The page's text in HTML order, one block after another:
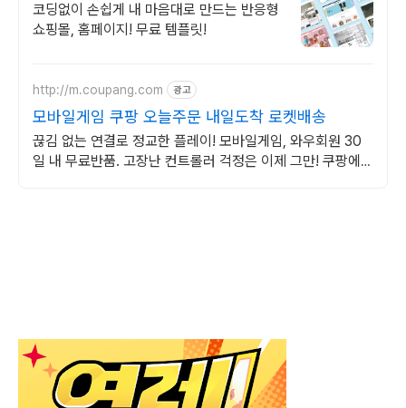
코딩없이 손쉽게 내 마음대로 만드는 반응형
쇼핑몰, 홈페이지! 무료 템플릿!
http://m.coupang.com 광고
모바일게임 쿠팡 오늘주문 내일도착 로켓배송
끊김 없는 연결로 정교한 플레이! 모바일게임, 와우회원 30
일 내 무료반품. 고장난 컨트롤러 걱정은 이제 그만! 쿠팡에서